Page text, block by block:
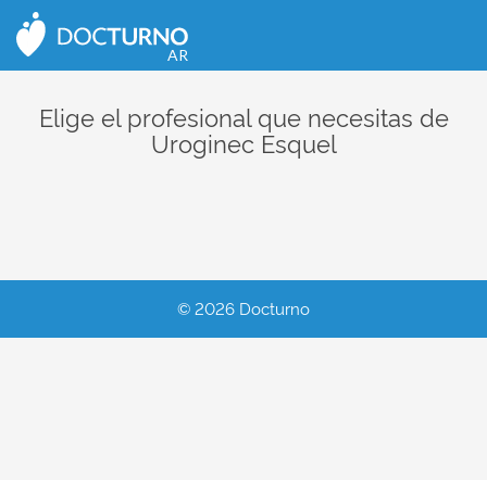
AR
Elige el profesional que necesitas de
Uroginec Esquel
© 2026 Docturno